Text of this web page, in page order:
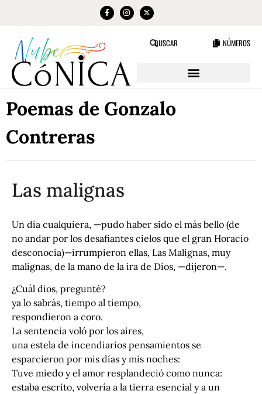
BUSCAR NÚMEROS
Poemas de Gonzalo
Contreras
Las malignas
Un día cualquiera, —pudo haber sido el más bello (de
no andar por los desafiantes cielos que el gran Horacio
desconocía)—irrumpieron ellas, Las Malignas, muy
malignas, de la mano de la ira de Dios, —dijeron—.
¿Cuál dios, pregunté?
ya lo sabrás, tiempo al tiempo,
respondieron a coro.
La sentencia voló por los aires,
una estela de incendiarios pensamientos se
esparcieron por mis días y mis noches:
Tuve miedo y el amor resplandeció como nunca:
estaba escrito, volvería a la tierra esencial y a un